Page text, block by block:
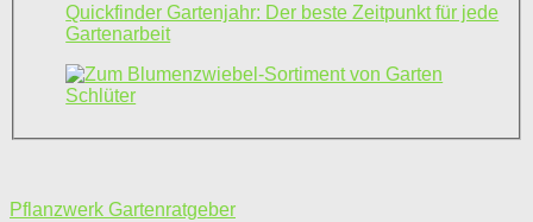
Quickfinder Gartenjahr: Der beste Zeitpunkt für jede
Gartenarbeit
Pflanzwerk Gartenratgeber